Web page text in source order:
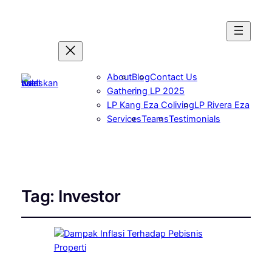
AboutBlogContact Us
Gathering LP 2025
LP Kang Eza ColivingLP Rivera Eza
ServicesTeamsTestimonials
Tag: Investor